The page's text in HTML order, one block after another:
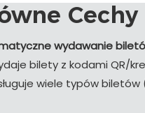
Cechy
wydawanie
bilety z kodami QR/
wiele typów